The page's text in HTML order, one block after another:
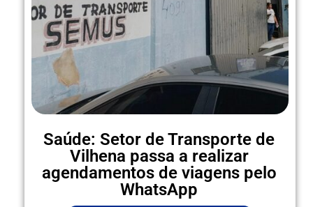
Saúde: Setor de Transporte de
Vilhena passa a realizar
agendamentos de viagens pelo
WhatsApp